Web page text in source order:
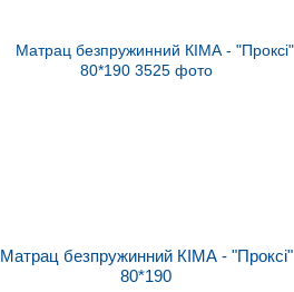
Матрац безпружинний КІМА - "Проксі"
80*190